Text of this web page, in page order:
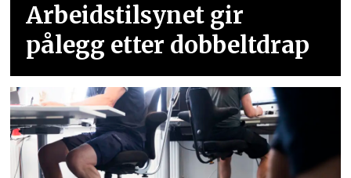
Arbeidstilsynet gir
pålegg etter dobbeltdrap